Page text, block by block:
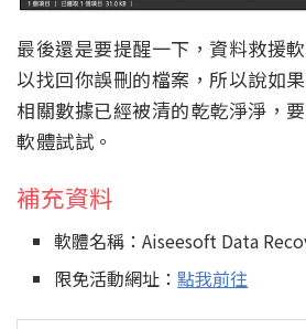
最後還是要提醒一下，資料救援
以找回你誤刪的檔案，所以說如
相關數據已經被清的乾乾淨淨，
軟體試試。
補充資料
軟體名稱：Aiseesoft Data
限免活動網址：點我前往